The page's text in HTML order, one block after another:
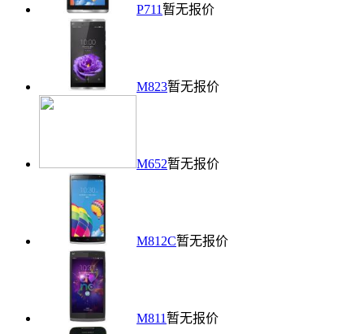
P711 暂无报价
M823暂无报价
M652暂无报价
M812C暂无报价
M811 暂无报价